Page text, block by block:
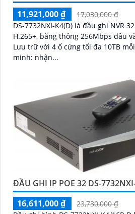
11,921,000 ₫
17,030,000 ₫
DS-7732NXI-K4(D) là đầu ghi NVR
H.265+, băng thông 256Mbps đầu
Lưu trữ với 4 ổ cứng tối đa 10TB mỗi ổ. Hỗ trợ AI
minh: nhận...
ĐẦU GHI IP POE 32 DS-
16,611,000 ₫
23,730,000 ₫